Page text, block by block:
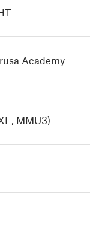
Academy
MMU3)